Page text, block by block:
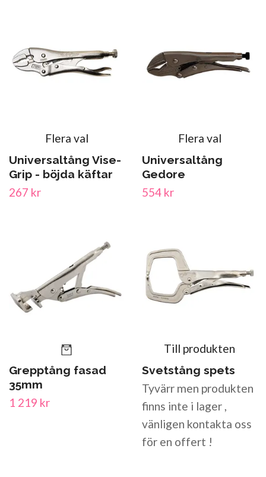
Flera val
Universaltång Vise-
Grip - böjda käftar
267 kr
Flera val
Universaltång
Gedore
554 kr
Grepptång fasad
35mm
1 219 kr
Till produkten
Svetstång spets
Tyvärr men produkten
finns inte i lager ,
vänligen kontakta oss
för en offert !